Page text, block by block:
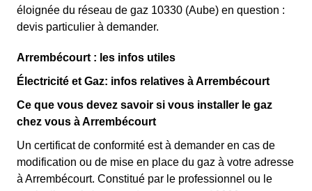
éloignée du réseau de gaz 10330 (Aube) en question :
devis particulier à demander.
Arrembécourt : les infos utiles
Électricité et Gaz: infos relatives à Arrembécourt
Ce que vous devez savoir si vous installer le gaz
chez vous à Arrembécourt
Un certificat de conformité est à demander en cas de
modification ou de mise en place du gaz à votre adresse
à Arrembécourt. Constitué par le professionnel ou le